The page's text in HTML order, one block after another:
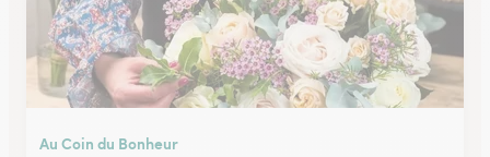
Au Coin du Bonheur